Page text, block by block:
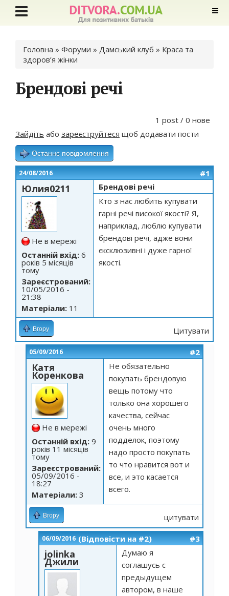
Ви є тут
Головна » Форуми » Дамський клуб » Краса та
здоров’я жінки
Брендові речі
1 post / 0 нове
Зайдіть або зареєструйтеся щоб додавати пости
Останнє повідомлення
24/08/2016 #1
Юлия0211
Не в мережі
Останній вхід: 6
років 5 місяців
тому
Зареєстрований:
10/05/2016 -
21:38
Матеріали: 11
Брендові речі
Кто з нас любить купувати
гарні речі високої якості? Я,
наприклад, люблю купувати
брендові речі, адже вони
єксклюзивні і дуже гарної
якості.
Вгору Цитувати
05/09/2016 #2
Катя
Коренкова
Не в мережі
Останній вхід: 9
років 11 місяців
тому
Зареєстрований:
05/09/2016 -
18:27
Матеріали: 3
Не обязательно
покупать брендовую
вещь потому что
только она хорошего
качества, сейчас
очень много
подделок, поэтому
надо просто покупать
то что нравится вот и
все, и это касается
всего.
Вгору цитувати
06/09/2016 (Відповісти на #2) #3
jolinka
Джили
Думаю я
соглашусь с
предыдущем
автором, в наше